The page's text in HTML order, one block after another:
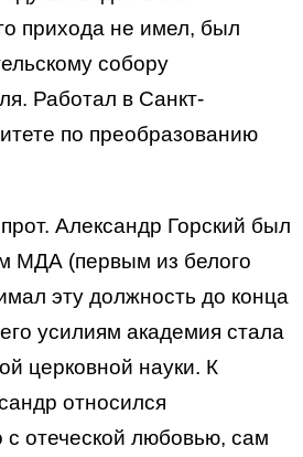
прихода не имел, был
собору
Работал в Санкт-
по преобразованию
Александр Горский был
МДА (первым из белого
эту должность до конца
усилиям академия стала
церковной науки. К
относился
с отеческой любовью, сам